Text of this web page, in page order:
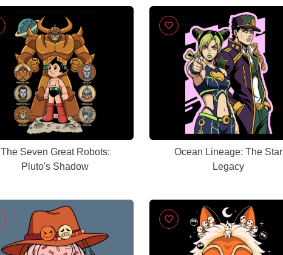
The Seven Great Robots:
Pluto's Shadow
Ocean Lineage: The Star
Legacy